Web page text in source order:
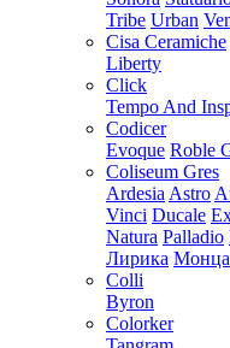
Tribe Urban
Cisa Ceramiche
Liberty
Click
Tempo And
Codicer
Evoque Roble
Coliseum Gres
Ardesia Astro
Vinci Ducale
Natura Palladio
Лирика Монца
Colli
Byron
Colorker